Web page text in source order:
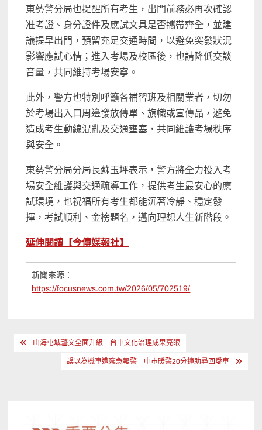
東勢警分局也提醒所有考生，出門前務必再次確認
准考證、身分證件及應試文具是否攜帶齊全，並建
議提早出門，預留充足交通時間，以避免突發狀況
影響應試心情；進入考場及校區後，也請降低交談
音量，共同維持考場安寧。
此外，警方也特別呼籲各補習班及相關業者，切勿
於考場出入口周邊發放傳單、旗幟或宣傳品，避免
造成考生動線混亂及交通壅塞，共同維護考場秩序
與安全。
東勢警分局分局長蘇玉坪表示，警方將全力投入考
場安全維護與交通疏導工作，提供考生最安心的應
試環境，也祝福所有考生都能沉著冷靜、穩定發
揮，考試順利、金榜題名，邁向理想人生新階段。
延伸閱讀【今傳媒報社】
新聞來源：
https://focusnews.com.tw/2026/05/702519/
文 山海屯城藝文全面升級 台中文化治理成果亮眼
誤以為機車遭竊急報警 中市暖警20分鐘助尋回愛車